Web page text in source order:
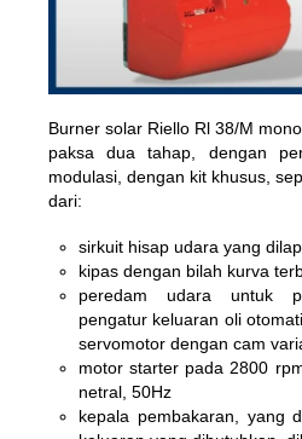
Burner solar Riello Rl 38/M
paksa dua tahap, dengan
modulasi, dengan kit khusus,
dari:
sirkuit hisap udara yang
kipas dengan bilah kurva
peredam udara untuk
pengatur keluaran oli
servomotor dengan cam
motor starter pada 2800
netral, 50Hz
kepala pembakaran, yang